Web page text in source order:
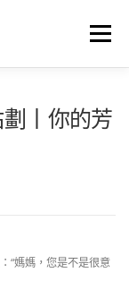
選單
丨你的芳
“媽媽，您是不是很意